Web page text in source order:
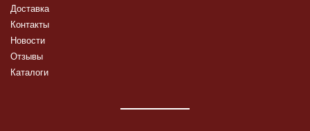
Доставка
Контакты
Новости
Отзывы
Каталоги